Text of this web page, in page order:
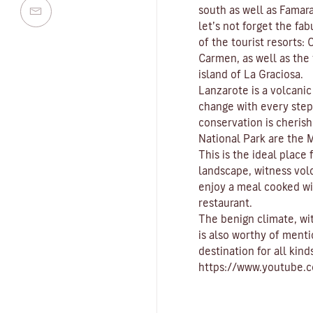
south as well as
let’s not forget the
of the tourist resorts:
Carmen , as well as
island of
La Graciosa
Lanzarote is a
change with every
conservation is
National Park are the
This is the ideal place
landscape, witness
enjoy a meal cooked
restaurant.
The benign climate ,
is also worthy of
destination for all
https://